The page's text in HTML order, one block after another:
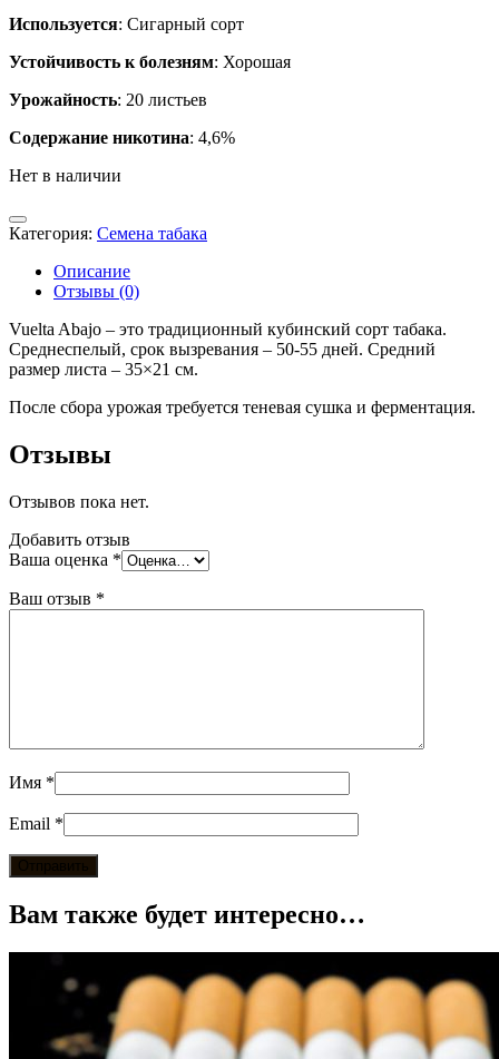
Используется: Сигарный сорт
Устойчивость к болезням: Хорошая
Урожайность: 20 листьев
Содержание никотина: 4,6%
Нет в наличии
Категория: Семена табака
Описание
Отзывы (0)
Vuelta Abajo – это традиционный кубинский сорт табака.
Среднеспелый, срок вызревания – 50-55 дней. Средний
размер листа – 35×21 см.
После сбора урожая требуется теневая сушка и ферментация.
Отзывы
Отзывов пока нет.
Добавить отзыв
Ваша оценка *
Ваш отзыв *
Имя *
Email *
Вам также будет интересно…